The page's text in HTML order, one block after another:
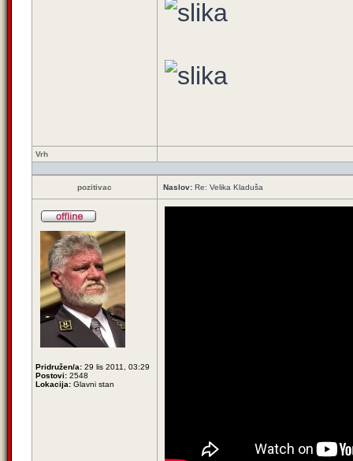
Vrh
pozitivac Naslov: Re: Velika Kladuša
Pridružen/a: 29 lis 2011, 03:29
Postovi: 2548
Lokacija: Glavni stan